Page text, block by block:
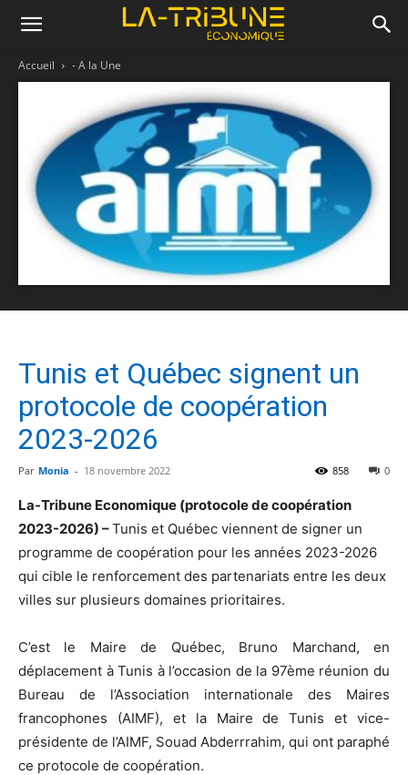
Accueil - A la Une
Tunis et Québec signent un
protocole de coopération
2023-2026
Par Monia - 18 novembre 2022 0
858
La-Tribune Economique (protocole de coopération
2023-2026) –Tunis et Québec viennent de signer un
programme de coopération pour les années 2023-2026
qui cible le renforcement des partenariats entre les deux
villes sur plusieurs domaines prioritaires.
C’est le Maire de Québec, Bruno Marchand, en
déplacement à Tunis à l’occasion de la 97ème réunion du
Bureau de l’Association internationale des Maires
francophones (AIMF), et la Maire de Tunis et vice-
présidente de l’AIMF, Souad Abderrrahim, qui ont paraphé
ce protocole de coopération.